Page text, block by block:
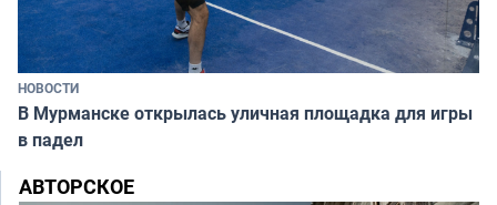
НОВОСТИ
В Мурманске открылась уличная площадка для игры
в падел
АВТОРСКОЕ